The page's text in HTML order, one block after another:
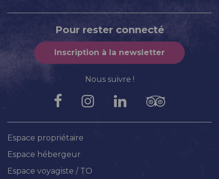
Pour rester connecté
Inscription à la newsletter
Nous suivre !
Espace propriétaire
Espace hébergeur
Espace voyagiste / TO